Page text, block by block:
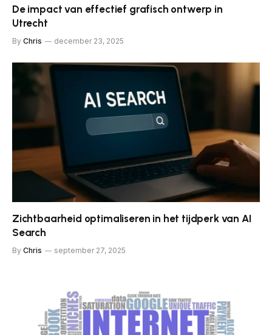
De impact van effectief grafisch ontwerp in
Utrecht
By Chris december 23, 2025
Zichtbaarheid optimaliseren in het tijdperk van AI
Search
By Chris september 27, 2025